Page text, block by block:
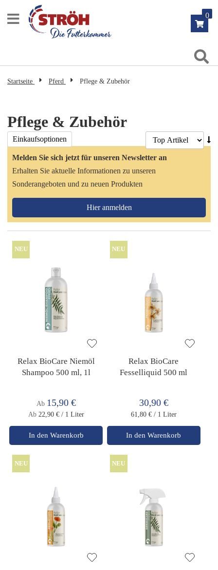
Inhalt
0
Startseite Pferd Pflege & Zubehör
Pflege & Zubehör
NEU
Relax BioCare Niemöl
Shampoo 500 ml, 1l
Ab 15,90 €
Ab 22,90 € / 1 Liter
In den Warenkorb
NEU
Relax BioCare
Fesselliquid 500 ml
30,90 €
61,80 € / 1 Liter
In den Warenkorb
NEU NEU
Einkaufsoptionen
Melden Sie sich jetzt für unseren Newsletter an
Erhalten Sie aktuelle Informationen zu unseren
Sonderangeboten und zu neuen Produkten
Hier anmelden